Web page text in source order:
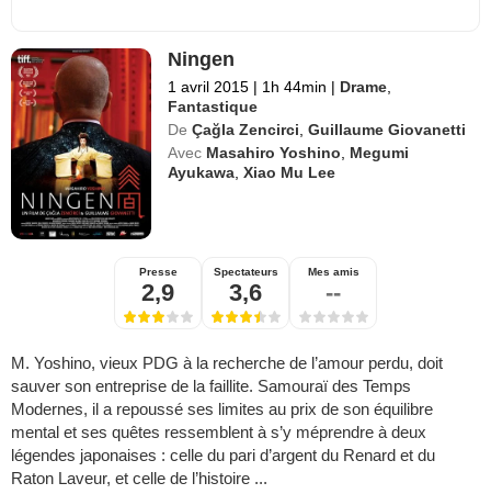
Ningen
1 avril 2015 | 1h 44min | Drame,
Fantastique
De Çağla Zencirci,Guillaume Giovanetti
Avec Masahiro Yoshino, Megumi
Ayukawa,Xiao Mu Lee
Presse
2,9
Spectateurs
3,6
Mes amis
--
M. Yoshino, vieux PDG à la recherche de l’amour perdu, doit
sauver son entreprise de la faillite. Samouraï des Temps
Modernes, il a repoussé ses limites au prix de son équilibre
mental et ses quêtes ressemblent à s’y méprendre à deux
légendes japonaises : celle du pari d’argent du Renard et du
Raton Laveur, et celle de l’histoire ...